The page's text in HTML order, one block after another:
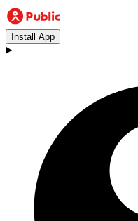
Install App